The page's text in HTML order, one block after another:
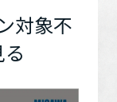
対象不